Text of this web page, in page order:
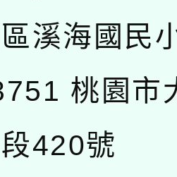
溪海國民
桃園市
420號